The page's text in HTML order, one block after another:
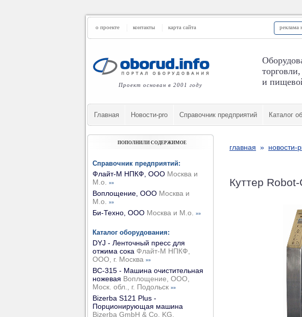
о проекте контакты карта сайта реклама
Проект основан в 2001 году
и
Главная Новости-pro Cправочник предприятий Каталог
главная » новости-
Куттер
ПОПОЛНИЛИ СОДЕРЖИМОЕ
Справочник предприятий:
Флайт-М НПКФ, ООО Москва и
М.о.
»»
Воплощение, ООО Москва и
М.о.
»»
Би-Техно, ООО Москва и М.о. »»
Каталог оборудования:
DYJ - Ленточный пресс для
отжима сока Флайт-М НПКФ,
ООО, г. Москва »»
ВС-315 - Машина очистительная
ножевая Воплощение, ООО,
Моск. обл., г. Подольск »»
Bizerba S121 Plus -
Порционирующая машина
Bizerba GmbH & Co. KG,